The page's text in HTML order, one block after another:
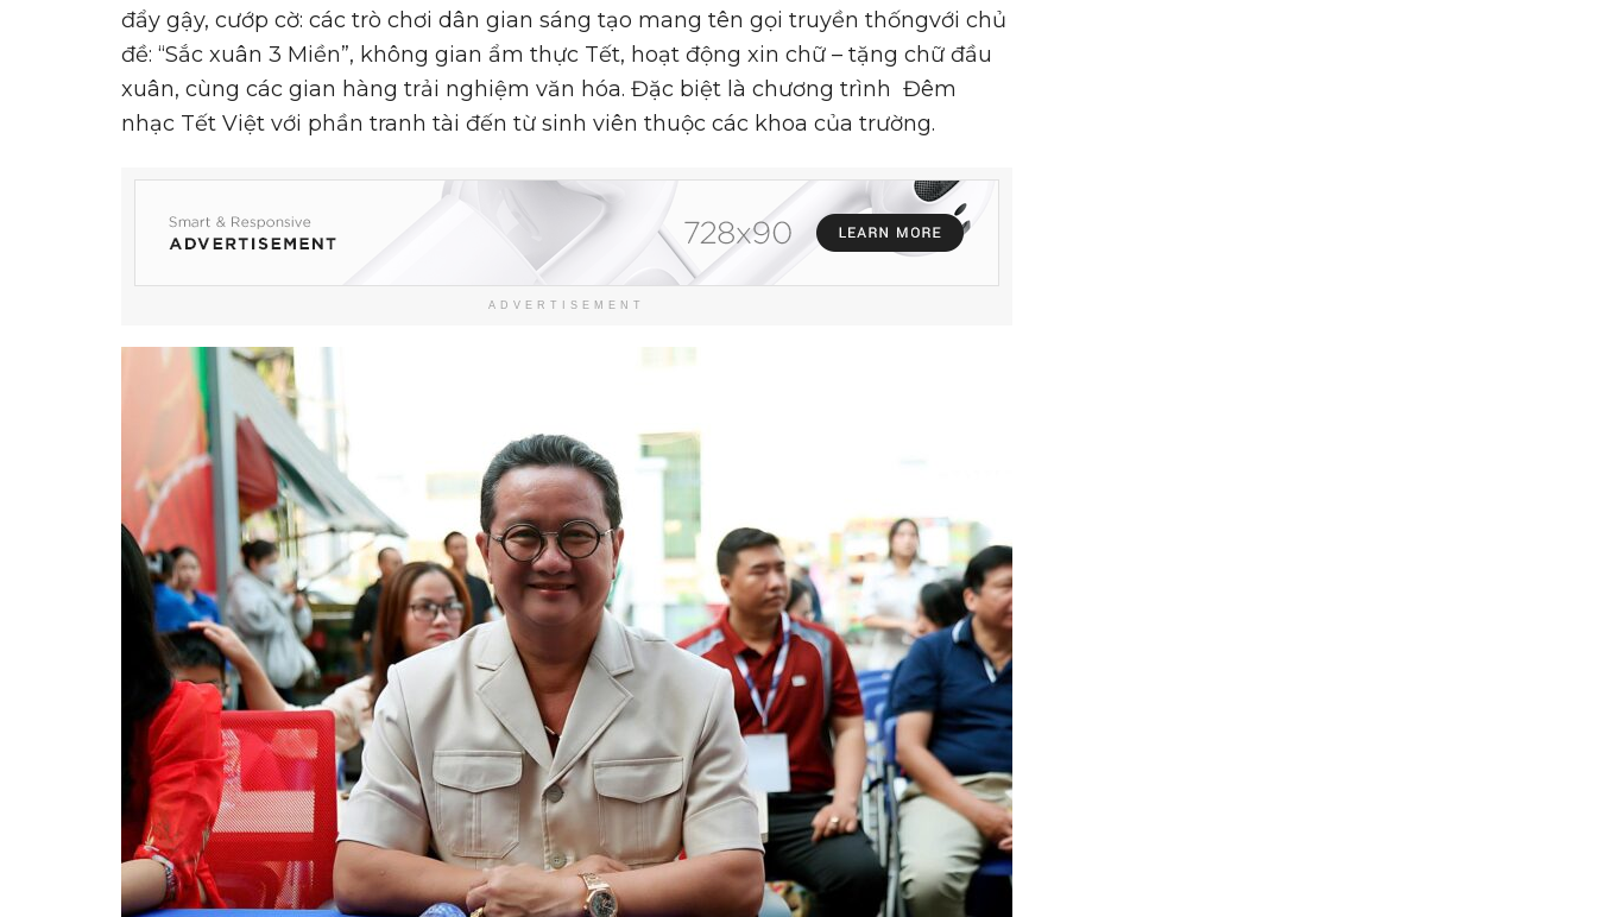
đẩy gậy, cướp cờ: các trò chơi dân gian sáng tạo mang tên gọi truyền thốngvới chủ
đề: “Sắc xuân 3 Miền”, không gian ẩm thực Tết, hoạt động xin chữ – tặng chữ đầu
xuân, cùng các gian hàng trải nghiệm văn hóa. Đặc biệt là chương trình Đêm
nhạc Tết Việt với phần tranh tài đến từ sinh viên thuộc các khoa của trường.
ADVERTISEMENT